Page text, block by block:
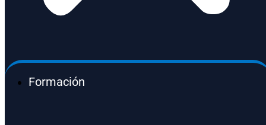
Formación